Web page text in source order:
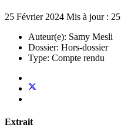
25 Février 2024 Mis à jour :
Auteur(e): Samy Mesli
Dossier: Hors-dossier
Type: Compte rendu
Extrait